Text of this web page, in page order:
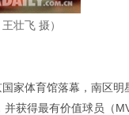
壮飞 摄）
家体育馆落幕，南区
获得最有价值球员（